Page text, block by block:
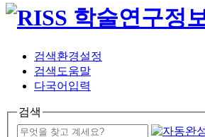
검색환경설정
검색도움말
다국어입력
검색